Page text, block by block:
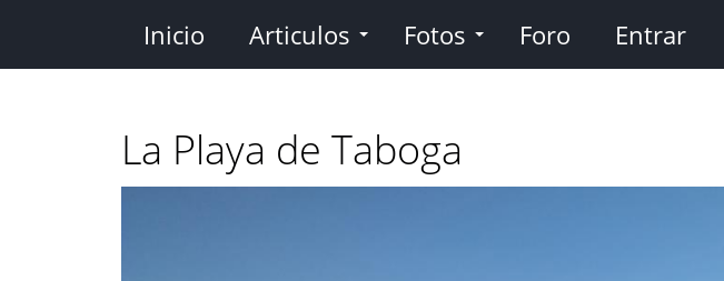
contenido
Inicio Articulos Fotos Foro Entrar
La Playa de Taboga